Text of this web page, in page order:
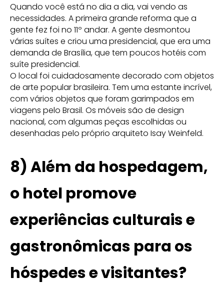
Quando você está no dia a dia, vai vendo as
necessidades. A primeira grande reforma que a
gente fez foi no 11º andar. A gente desmontou
várias suítes e criou uma presidencial, que era uma
demanda de Brasília, que tem poucos hotéis com
suíte presidencial.
O local foi cuidadosamente decorado com objetos
de arte popular brasileira. Tem uma estante incrível,
com vários objetos que foram garimpados em
viagens pelo Brasil. Os móveis são de design
nacional, com algumas peças escolhidas ou
desenhadas pelo próprio arquiteto Isay Weinfeld.
8) Além da hospedagem,
o hotel promove
experiências culturais e
gastronômicas para os
hóspedes e visitantes?